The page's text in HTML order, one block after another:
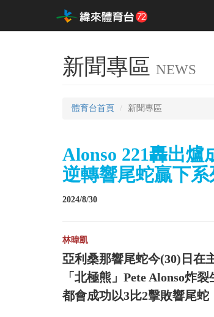
新聞專區 NEWS
體育台首頁 新聞專區
Alonso 221轟出爐
逆轉響尾蛇贏下系
2024/8/30
林暐凱
亞利桑那響尾蛇今(30)日在
「北極熊」Pete Alonso炸
都會成功以3比2擊敗響尾蛇